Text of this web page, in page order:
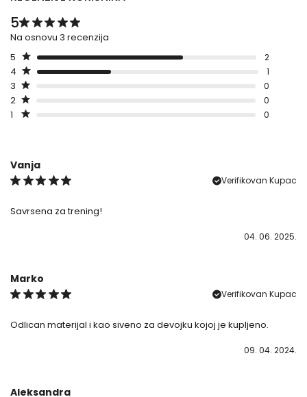
5
Na osnovu 3 recenzija
5
2
4 1
3 0
2 0
1 0
Vanja
Verifikovan Kupac
Savrsena za trening!
04. 06. 2025.
Marko
Verifikovan Kupac
Odlican materijal i kao siveno za devojku kojoj je kupljeno.
09. 04. 2024.
Aleksandra